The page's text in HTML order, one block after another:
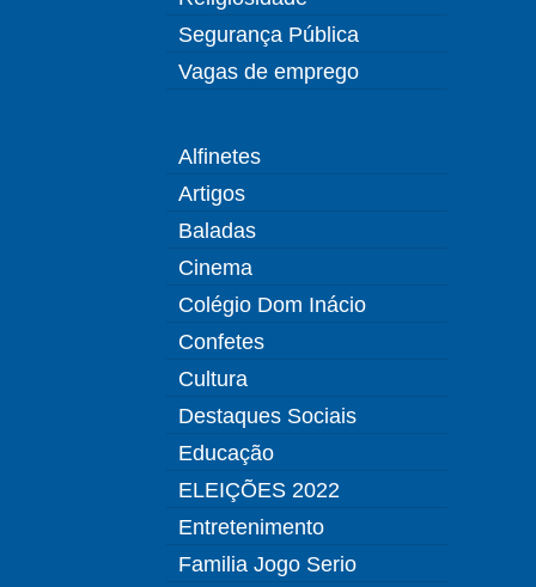
Segurança Pública
Vagas de emprego
Alfinetes
Artigos
Baladas
Cinema
Colégio Dom Inácio
Confetes
Cultura
Destaques Sociais
Educação
ELEIÇÕES 2022
Entretenimento
Familia Jogo Serio